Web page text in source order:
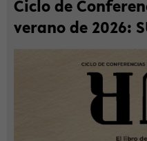
Ciclo de
vera­no de 2026: